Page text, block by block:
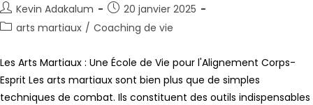
Kevin Adakalum
20 janvier 2025
arts martiaux / Coaching de vie
Les Arts Martiaux : Une École de Vie pour l'Alignement Corps-
Esprit Les arts martiaux sont bien plus que de simples
techniques de combat. Ils constituent des outils indispensables